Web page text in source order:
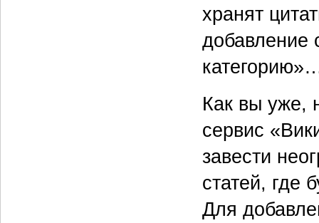
хранят
добавление
Как вы уже,
сервис
завести
статей, где
Для